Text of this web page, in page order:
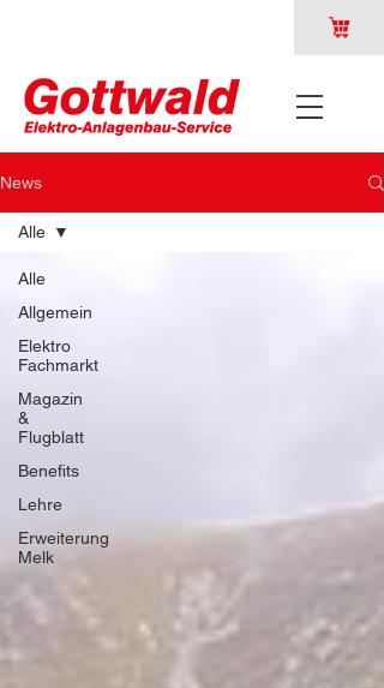
News
Alle
Allgemein
Elektro
Fachmarkt
Magazin
&
Flugblatt
Benefits
Lehre
Erweiterung
Melk
Alle